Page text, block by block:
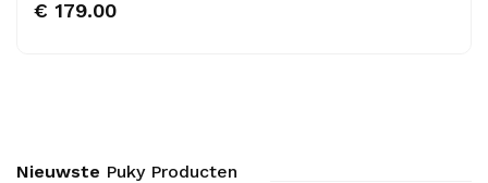
€ 179.00
Nieuwste Puky Producten